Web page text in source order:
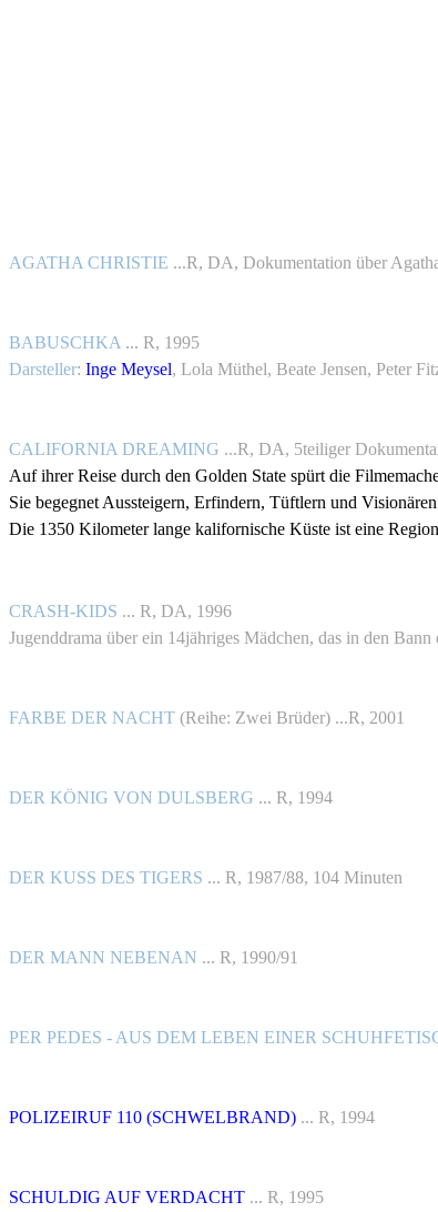
AGATHA CHRISTIE ...R, DA, Dokumentation über
BABUSCHKA ... R, 1995
Darsteller: Inge Meysel, Lola Müthel, Beate Jensen, Peter
CALIFORNIA DREAMING ...R, DA, 5teiliger
Auf ihrer Reise durch den Golden State spürt die
Sie begegnet Aussteigern, Erfindern, Tüftlern und
Die 1350 Kilometer lange kalifornische Küste ist eine
CRASH-KIDS ... R, DA, 1996
Jugenddrama über ein 14jähriges Mädchen, das in den
FARBE DER NACHT (Reihe: Zwei Brüder) ...R, 2001
DER KÖNIG VON DULSBERG ... R, 1994
DER KUSS DES TIGERS ... R, 1987/88, 104 Minuten
DER MANN NEBENAN ... R, 1990/91
PER PEDES - AUS DEM LEBEN EINER
POLIZEIRUF 110 (SCHWELBRAND) ... R, 1994
SCHULDIG AUF VERDACHT ... R, 1995